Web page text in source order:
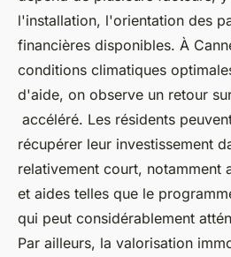
l'installation, l'orientation des
financières disponibles. À
conditions climatiques
d'aide, on observe un retour
accéléré. Les résidents
récupérer leur investissement
relativement court, notamment
et aides telles que le
qui peut considérablement
Par ailleurs, la valorisation